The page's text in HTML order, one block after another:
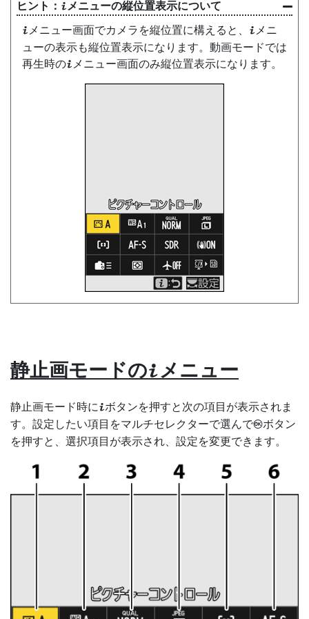
iメニューの縦位置表示について
i メニュー画面でカメラを縦位置に構えると、 i メニ
ューの表示も縦位置表示になります。動画モードでは
再生時のi メニュー画面のみ縦位置表示になります。
静止画モードのiメニュー
静止画モード時にiボタンを押すと次の項目が表示されま
す。設定したい項目をマルチセレクターで選んでJボタン
を押すと、選択項目が表示され、設定を変更できます。